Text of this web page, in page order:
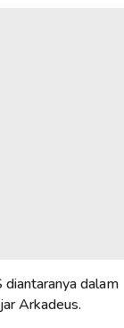
diantaranya dalam
Arkadeus.